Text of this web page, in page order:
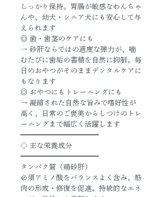
しっかり保持。胃腸が敏感なわんちゃ
んや、幼犬・シニア犬にも安心して与
えられます
◎ 歯・歯茎のケアにも
→ 砂肝ならではの適度な弾力が、噛
むたびに歯垢の蓄積を自然に抑制。毎
日のおやつがそのままデンタルケアに
もなります
◎ おやつにもトレーニングにも
→ 凝縮された自然な旨みで嗜好性が
高く、日常のご褒美からしつけのトレ
ーニングまで幅広く活躍します
━━━━━━━━━━━
◇ 主な栄養成分
━━━━━━━━━━━
タンパク質（鶏砂肝）
必須アミノ酸をバランスよく含み、筋
肉の形成・修復を促進。持続的なエネ